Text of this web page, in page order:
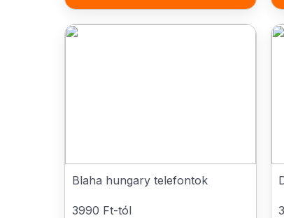
Blaha hungary telefontok
3990 Ft-tól